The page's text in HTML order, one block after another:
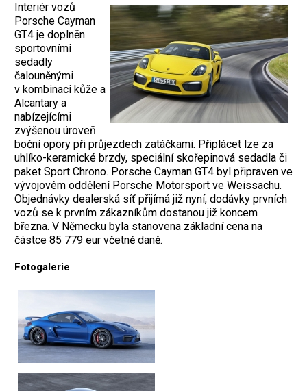
Interiér vozů
Porsche Cayman
GT4 je doplněn
sportovními
sedadly
čalouněnými
v kombinaci kůže a
Alcantary a
nabízejícími
zvýšenou úroveň
boční opory při průjezdech zatáčkami. Připlácet lze za
uhlíko-keramické brzdy, speciální skořepinová sedadla či
paket Sport Chrono. Porsche Cayman GT4 byl připraven ve
vývojovém oddělení Porsche Motorsport ve Weissachu.
Objednávky dealerská síť přijímá již nyní, dodávky prvních
vozů se k prvním zákazníkům dostanou již koncem
března. V Německu byla stanovena základní cena na
částce 85 779 eur včetně daně.
Fotogalerie